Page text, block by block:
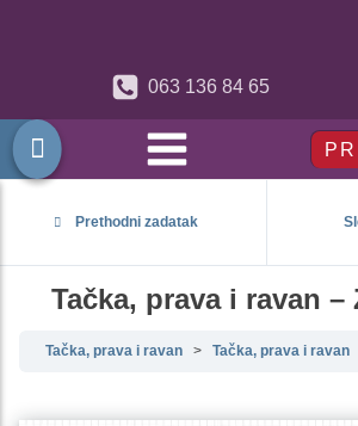
063 136 84 65
Prethodni zadatak
Tačka, prava i ravan –
Tačka, prava i ravan Tačka, prava i ravan